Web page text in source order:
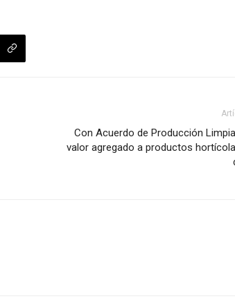
Con Acuerdo de Producción
valor agregado a productos